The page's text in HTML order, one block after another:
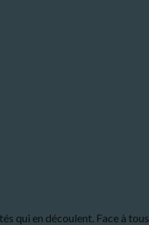
qui en découlent. Face à tous